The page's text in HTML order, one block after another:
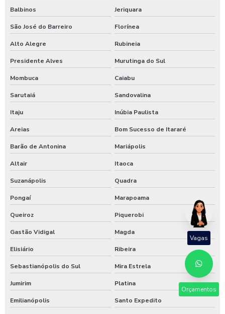
Balbinos Jeriquara
São José do Barreiro Florínea
Alto Alegre Rubineia
Presidente Alves Murutinga do Sul
Mombuca Caiabu
Sarutaiá Sandovalina
Itaju Inúbia Paulista
Areias Bom Sucesso de Itararé
Barão de Antonina Mariápolis
Altair Itaoca
Suzanápolis Quadra
Pongaí Marapoama
Queiroz Piquerobi
Gastão Vidigal Magda
Elisiário Ribeira
Sebastianópolis do Sul Mira Estrela
Jumirim Platina
Emilianópolis Santo Expedito
Orçamentos
Vagas